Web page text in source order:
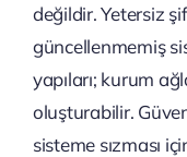
değildir. Yetersiz
güncellenmemiş
yapıları; kurum
oluşturabilir.
sisteme sızması